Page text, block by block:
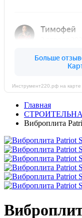
Главная
Виброплита